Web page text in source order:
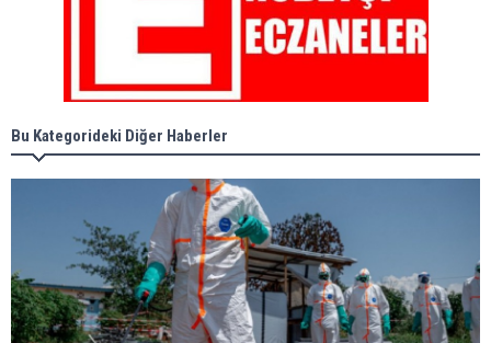
Bu Kategorideki Diğer Haberler